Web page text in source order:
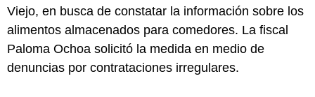
Viejo, en busca de constatar la información sobre los
alimentos almacenados para comedores. La fiscal
Paloma Ochoa solicitó la medida en medio de
denuncias por contrataciones irregulares.